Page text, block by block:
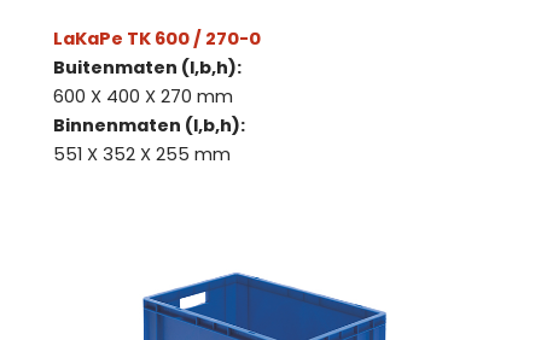
LaKaPe TK 600 / 270-0
Buitenmaten (l,b,h):
600 X 400 X 270 mm
Binnenmaten (l,b,h):
551 X 352 X 255 mm